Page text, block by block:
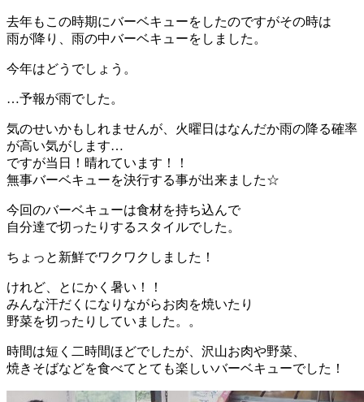
去年もこの時期にバーベキューをしたのですがその時は
雨が降り、雨の中バーベキューをしました。
今年はどうでしょう。
…予報が雨でした。
気のせいかもしれませんが、火曜日はなんだか雨の降る確率
が高い気がします…
ですが当日！晴れています！！
無事バーベキューを決行する事が出来ました☆
今回のバーベキューは食材を持ち込んで
自分達で切ったりするスタイルでした。
ちょっと新鮮でワクワクしました！
けれど、とにかく暑い！！
みんな汗だくになりながらお肉を焼いたり
野菜を切ったりしていました。。
時間は短く二時間ほどでしたが、沢山お肉や野菜、
焼きそばなどを食べてとても楽しいバーベキューでした！